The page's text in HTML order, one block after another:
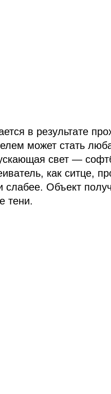
в результате
может стать
свет —
как ситце,
слабее. Объект
тени.